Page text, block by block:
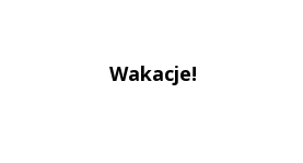
Wakacje!